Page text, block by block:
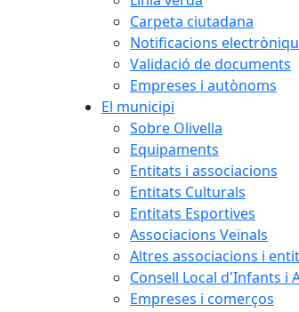
Carpeta ciutadana
Notificacions
Validació de documents
Empreses i autònoms
El municipi
Sobre Olivella
Equipaments
Entitats i associacions
Entitats Culturals
Entitats Esportives
Associacions Veïnals
Altres associacions i
Consell Local d'Infants i
Empreses i comerços